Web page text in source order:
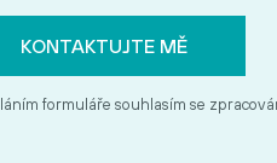
formuláře souhlasím se